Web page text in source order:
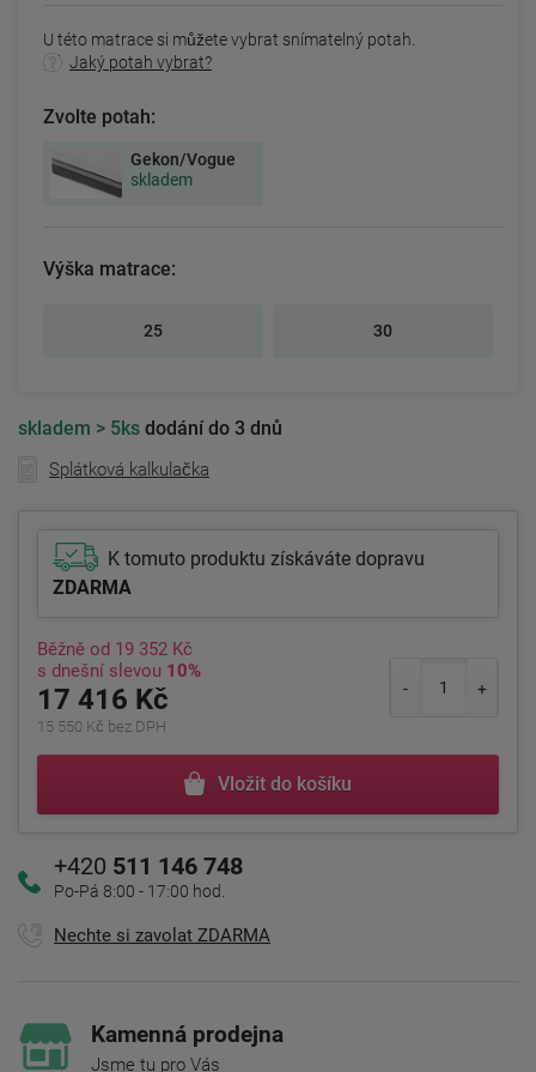
U této matrace si můžete vybrat snímatelný potah.
Jaký potah vybrat?
Zvolte potah:
Gekon/Vogue
skladem
Výška matrace:
25 30
skladem > 5ks dodání do 3 dnů
Splátková kalkulačka
K tomuto produktu získáváte dopravu
ZDARMA
Běžně od 19 352 Kč
s dnešní slevou 10%
17 416 Kč
15 550 Kč bez DPH
Vložit do košíku
+420 511 146 748
Po-Pá 8:00 - 17:00 hod.
Nechte si zavolat ZDARMA
Kamenná prodejna
Jsme tu pro Vás